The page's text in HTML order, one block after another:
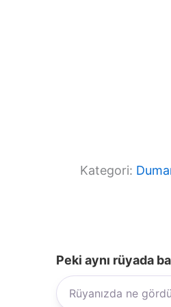
Kategori:
Peki aynı rüyada